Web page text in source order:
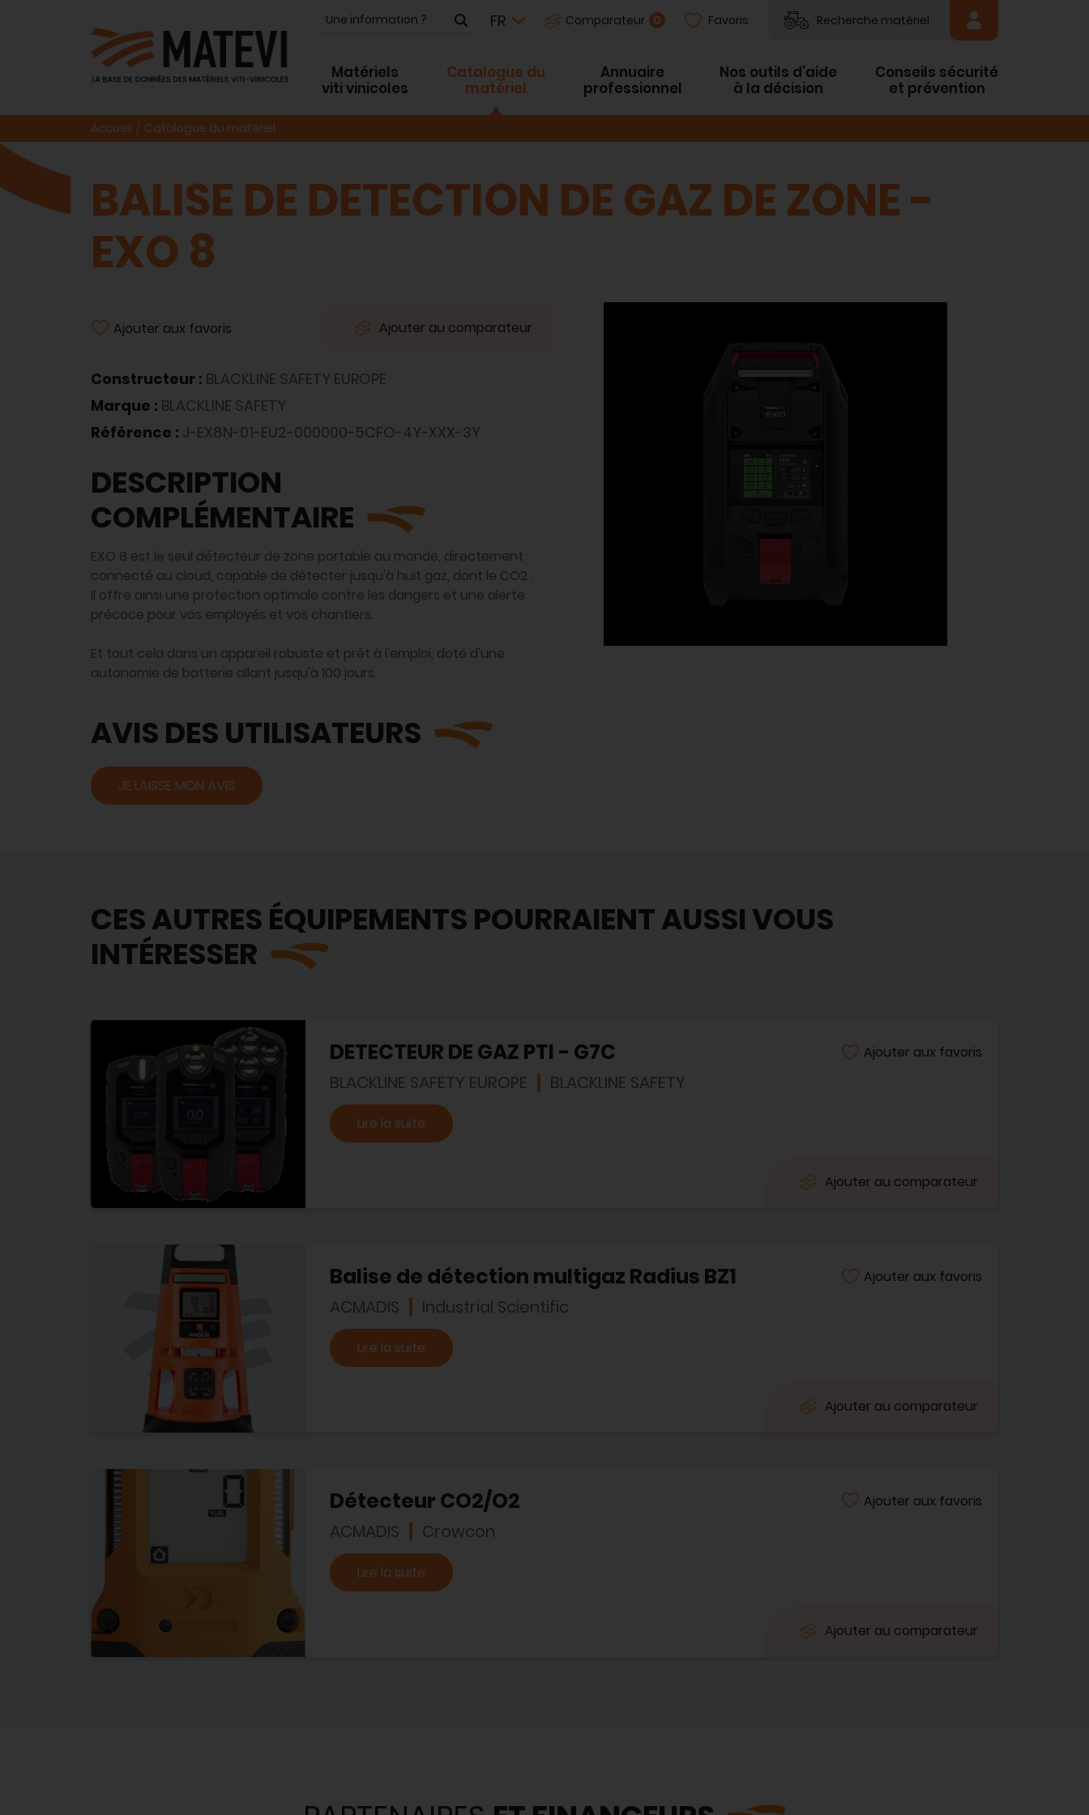
Comparateur 0 Favoris Recherche matériel
Matériels
viti vinicoles
Catalogue du
matériel
Annuaire
professionnel
Nos outils d’aide
à la décision
Conseils sécurité
et prévention
Accueil Catalogue du matériel
BALISE DE DETECTION DE GAZ DE ZONE -
EXO 8
Ajouter aux favoris Ajouter au comparateur
Constructeur : BLACKLINE SAFETY EUROPE
Marque : BLACKLINE SAFETY
Référence : J-EX8N-01-EU2-000000-5CFO-4Y-XXX-3Y
DESCRIPTION
COMPLÉMENTAIRE
EXO 8 est le seul détecteur de zone portable au monde, directement
connecté au cloud, capable de détecter jusqu'à huit gaz, dont le CO2 .
Il offre ainsi une protection optimale contre les dangers et une alerte
précoce pour vos employés et vos chantiers.
Et tout cela dans un appareil robuste et prêt à l'emploi, doté d'une
autonomie de batterie allant jusqu'à 100 jours.
AVIS DES UTILISATEURS
JE LAISSE MON AVIS
CES AUTRES ÉQUIPEMENTS POURRAIENT AUSSI VOUS
INTÉRESSER
DETECTEUR DE GAZ PTI - G7C
BLACKLINE SAFETY EUROPE BLACKLINE SAFETY
Ajouter aux favoris
Lire la suite
Ajouter au comparateur
Balise de détection multigaz Radius BZ1
ACMADIS Industrial Scientific
Ajouter aux favoris
Lire la suite
Ajouter au comparateur
Détecteur CO2/O2
ACMADIS Crowcon
Ajouter aux favoris
Lire la suite
Ajouter au comparateur